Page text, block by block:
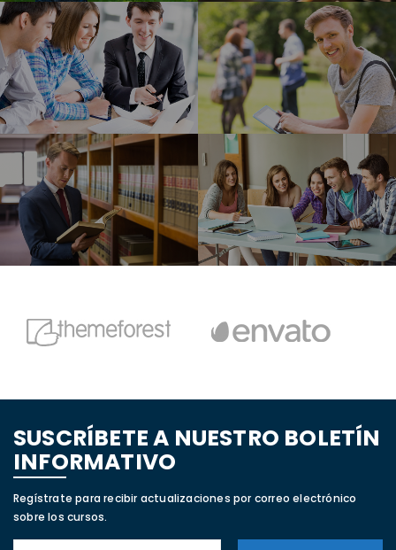
SUSCRÍBETE A NUESTRO BOLETÍN
INFORMATIVO
Regístrate para recibir actualizaciones por correo electrónico
sobre los cursos.